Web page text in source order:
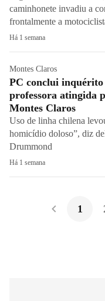
caminhonete invadiu a
frontalmente a
Há 1 semana
Montes Claros
PC conclui
professora atingida
Montes Claros
Uso de linha chilena
homicídio doloso”, diz
Drummond
Há 1 semana
1